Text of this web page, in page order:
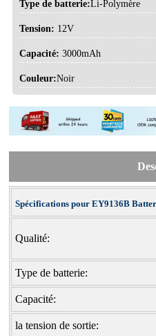
Type de batterie:Li-Polymère
Tension: 12V
Capacité: 3000mAh
Couleur:Noir
Spécifications pour EY9136B
Qualité:
Type de batterie:
Capacité:
la tension de sortie: